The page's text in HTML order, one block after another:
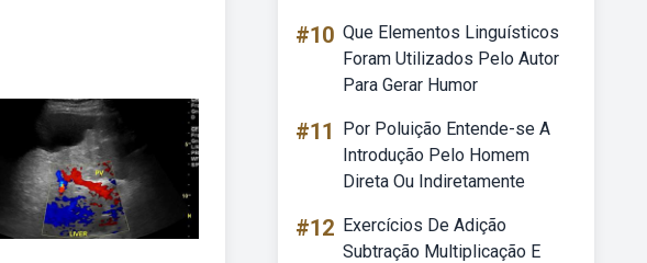
#10 Que Elementos Linguísticos
Foram Utilizados Pelo Autor
Para Gerar Humor
#11
Por Poluição Entende-se A
Introdução Pelo Homem
Direta Ou Indiretamente
#12 Exercícios De Adição
Subtração Multiplicação E